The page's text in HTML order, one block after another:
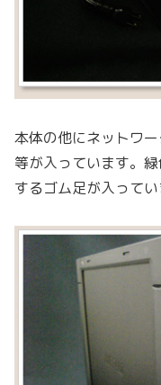
本体の他にネットワ
等が入っています。
するゴム足が入ってい